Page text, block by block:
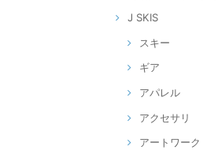
J SKIS
スキー
ギア
アパレル
アクセサリ
アートワーク